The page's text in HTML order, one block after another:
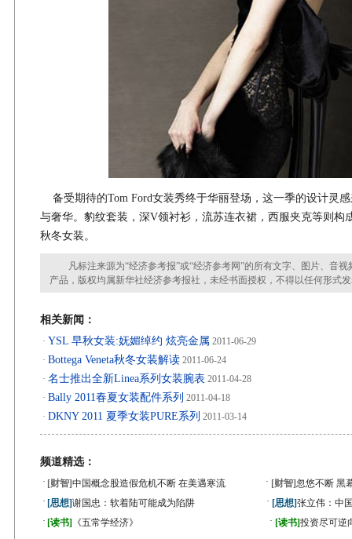
备受期待的Tom Ford女装秀终于华丽登场，这一季的设计灵
与奢华。豹纹套装，深V领衬衫，流苏连衣裙，西服夹克等则构
秋冬女装。
凡标注来源为“经济参考报”或“经济参考网”的所有文字、图片、音视
产品，版权均属新华社经济参考报社，未经书面授权，不得以任何形式
相关新闻：
· YSL 早秋女装:妩媚绰约 炫亮金属 2011-06-29
· Bottega Veneta秋冬女装解读 2011-06-24
· 名士推出全新Linea系列女装腕表 2011-04-28
· Bally 2011春夏女装配件系列 2011-04-18
· DKNY 2011 夏季女装PURE系列 2011-03-14
频道精选：
· [财智]中国概念股造假危机不断 在美遇寒流 · [财智]忽悠不断 黑
· [思想]谢国忠：软着陆可能成为陷阱 · [思想]张立伟：中
· [读书] 《五常学经济》 · [读书]投资尽可逆